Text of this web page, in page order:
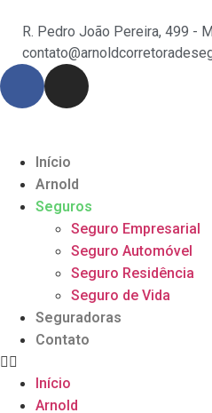
R. Pedro João Pereira, 499 -
Início
Arnold
Seguros
Seguro Empresarial
Seguro Automóvel
Seguro Residência
Seguro de Vida
Seguradoras
Contato
Início
Arnold